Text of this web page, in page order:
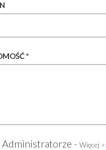
*
Administratorze - Więcej >